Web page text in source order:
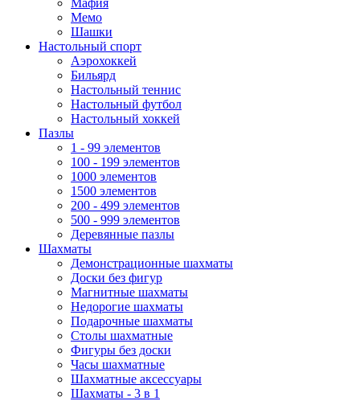
Мафия
Мемо
Шашки
Настольный спорт
Аэрохоккей
Бильярд
Настольный теннис
Настольный футбол
Настольный хоккей
Пазлы
1 - 99 элементов
100 - 199 элементов
1000 элементов
1500 элементов
200 - 499 элементов
500 - 999 элементов
Деревянные пазлы
Шахматы
Демонстрационные шахматы
Доски без фигур
Магнитные шахматы
Недорогие шахматы
Подарочные шахматы
Столы шахматные
Фигуры без доски
Часы шахматные
Шахматные аксессуары
Шахматы - 3 в 1